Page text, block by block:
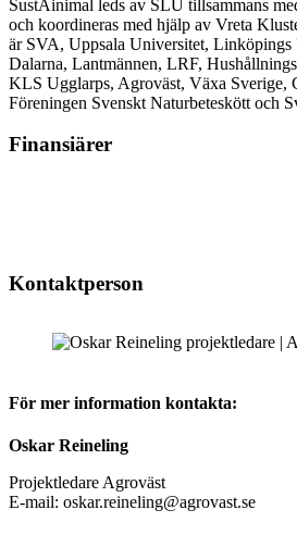
SustAinimal leds av SLU tillsammans
och koordineras med hjälp av Vreta
är SVA, Uppsala Universitet,
Dalarna, Lantmännen, LRF,
KLS Ugglarps, Agroväst, Växa Sverige,
Föreningen Svenskt Naturbeteskött och
Finansiärer
Kontaktperson
För mer information kontakta:
Oskar Reineling
Projektledare Agroväst
E-mail: oskar.reineling@agrovast.se